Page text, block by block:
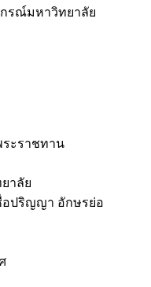
กรณ์มหาวิทยาลัย
ระราชทาน
าลัย
อปริญญา อักษรย่อ